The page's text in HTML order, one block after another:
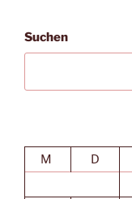
Suchen
M
D